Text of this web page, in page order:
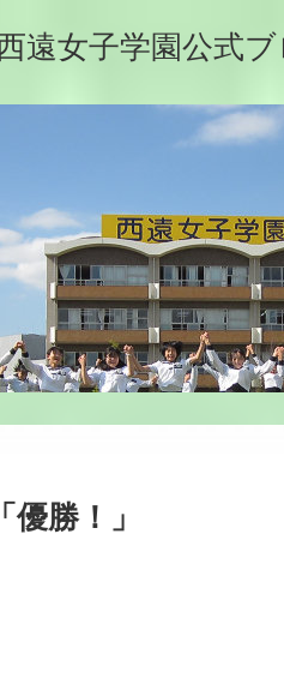
遠女子学園公式
勝！」